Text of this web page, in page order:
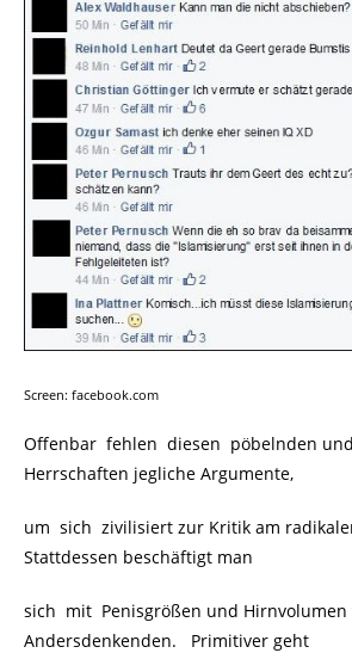
Screen: facebook.com
Offenbar fehlen diesen pöbelnden
Herrschaften jegliche Argumente,
um sich zivilisiert zur Kritik am
Stattdessen beschäftigt man
sich mit Penisgrößen und Hirnvolumen
Andersdenkenden. Primitiver geht